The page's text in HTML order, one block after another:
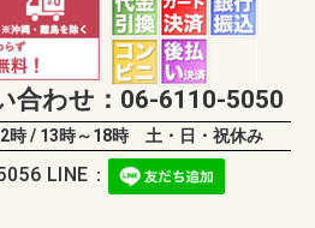
合わせ：06-6110-5050
時 / 13時～18時 土・日・祝休み
LINE：